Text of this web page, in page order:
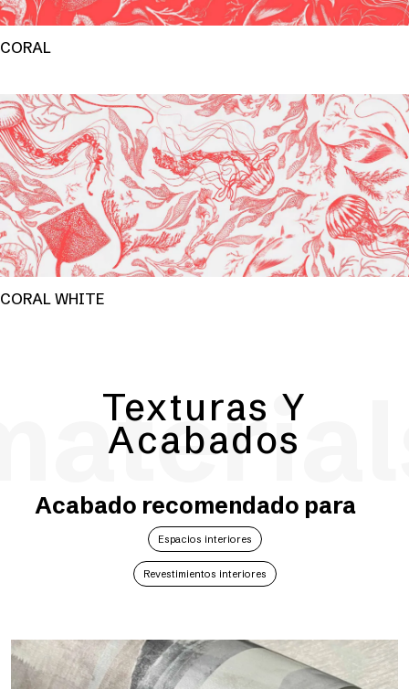
CORAL
CORAL WHITE
Texturas Y
Acabados
Acabado recomendado para
Espacios interiores
Revestimientos interiores